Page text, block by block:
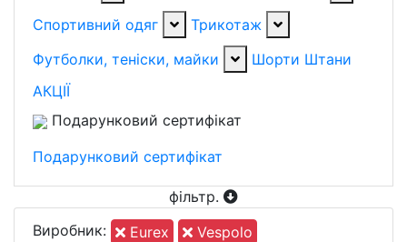
Спортивний одяг
Трикотаж
Футболки, теніски, майки
Шорти Штани
АКЦІЇ
Подарунковий сертифікат
Подарунковий сертифікат
фільтр.
Виробник:
Eurex
Vespolo